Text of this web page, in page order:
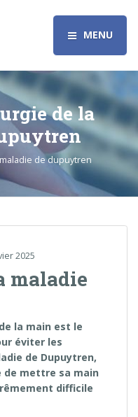
MENU
de la
de dupuytren
2025
maladie
la main est le
éviter les
de Dupuytren,
de mettre sa main
difficile